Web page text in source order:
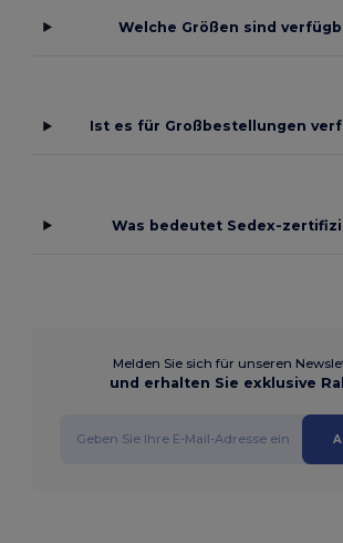
Welche Größen sind
Ist es für Großbestellungen
Was bedeutet Sedex-
Melden Sie sich für unseren
und erhalten Sie exklusive